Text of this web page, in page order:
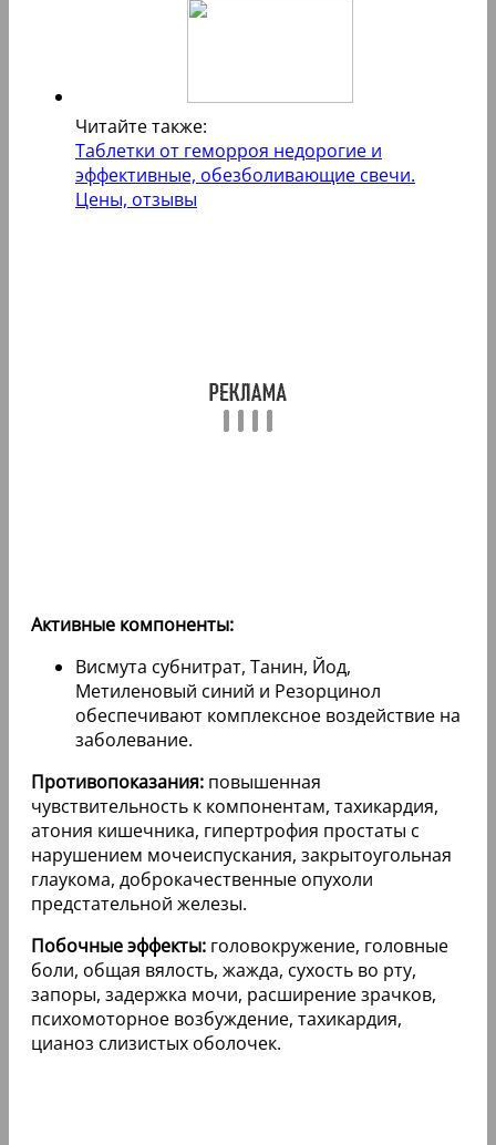
Читайте также:
Таблетки от геморроя недорогие и
эффективные, обезболивающие свечи.
Цены, отзывы
Активные компоненты:
Висмута субнитрат, Танин, Йод,
Метиленовый синий и Резорцинол
обеспечивают комплексное воздействие на
заболевание.
Противопоказания: повышенная
чувствительность к компонентам, тахикардия,
атония кишечника, гипертрофия простаты с
нарушением мочеиспускания, закрытоугольная
глаукома, доброкачественные опухоли
предстательной железы.
Побочные эффекты: головокружение, головные
боли, общая вялость, жажда, сухость во рту,
запоры, задержка мочи, расширение зрачков,
психомоторное возбуждение, тахикардия,
цианоз слизистых оболочек.